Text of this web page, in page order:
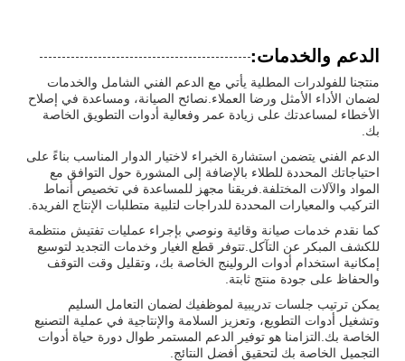
الدعم والخدمات:
منتجنا للفولدرات المطلية يأتي مع الدعم الفني الشامل والخدمات
لضمان الأداء الأمثل ورضا العملاء.نصائح الصيانة، ومساعدة في إصلاح
الأخطاء لمساعدتك على زيادة عمر وفعالية أدوات التطويق الخاصة
بك.
الدعم الفني يتضمن استشارة الخبراء لاختيار الدوار المناسب بناءً على
احتياجاتك المحددة للطلاء بالإضافة إلى المشورة حول التوافق مع
المواد والآلات المختلفة.فريقنا مجهز للمساعدة في تخصيص أنماط
التركيب والمعيارات المحددة للدراجات لتلبية متطلبات الإنتاج الفريدة.
كما نقدم خدمات صيانة وقائية ونوصي بإجراء عمليات تفتيش منتظمة
للكشف المبكر عن التآكل.تتوفر قطع الغيار وخدمات التجديد لتوسيع
إمكانية استخدام أدوات الرولينج الخاصة بك، وتقليل وقت التوقف
والحفاظ على جودة منتج ثابتة.
يمكن ترتيب جلسات تدريبية لموظفيك لضمان التعامل السليم
وتشغيل أدوات التطويع، وتعزيز السلامة والإنتاجية في عملية التصنيع
الخاصة بك.التزامنا هو توفير الدعم المستمر طوال دورة حياة أدوات
التجميل الخاصة بك لتحقيق أفضل النتائج.